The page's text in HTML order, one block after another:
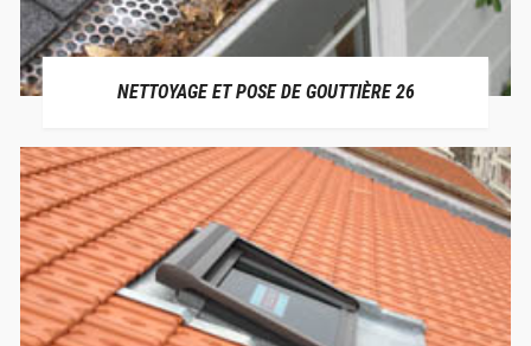
NETTOYAGE ET POSE DE GOUTTIÈRE 26